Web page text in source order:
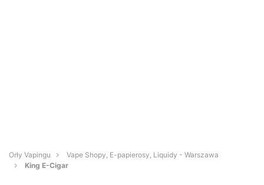
Orły Vapingu
Vape Shopy, E-papierosy, Liquidy - Warszawa
King E-Cigar